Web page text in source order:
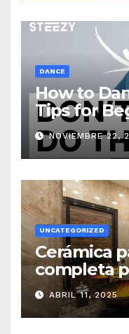
DANCE
How to
Tips for
NOVIEMBRE 22,
UNCATEGORIZED
Cerámica
completa
opción
ABRIL 11, 2025